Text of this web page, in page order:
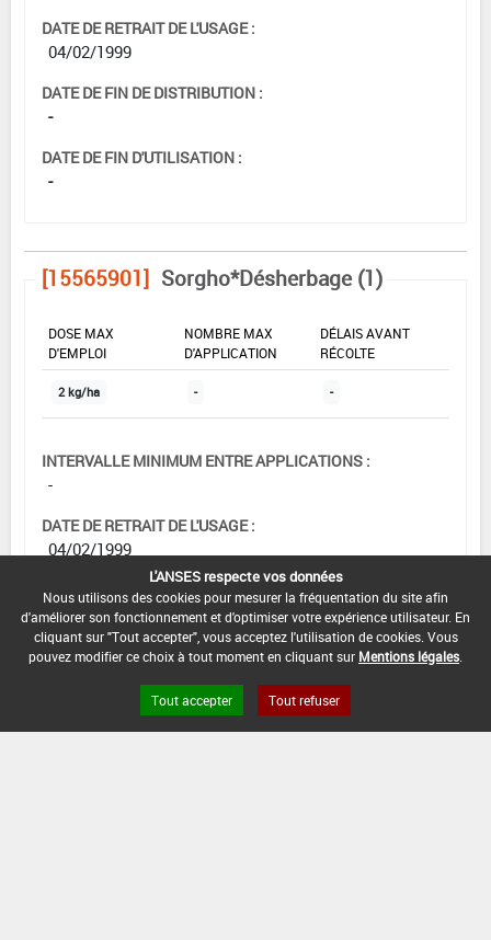
DATE DE RETRAIT DE L'USAGE :
04/02/1999
DATE DE FIN DE DISTRIBUTION :
-
DATE DE FIN D'UTILISATION :
-
[15565901] Sorgho*Désherbage (1)
DOSE MAX
D'EMPLOI
NOMBRE MAX
D'APPLICATION
DÉLAIS AVANT
RÉCOLTE
2 kg/ha - -
INTERVALLE MINIMUM ENTRE APPLICATIONS :
-
DATE DE RETRAIT DE L'USAGE :
04/02/1999
DATE DE FIN DE DISTRIBUTION :
-
DATE DE FIN D'UTILISATION :
L'ANSES respecte vos données
Nous utilisons des cookies pour mesurer la fréquentation du site afin
d'améliorer son fonctionnement et d'optimiser votre expérience utilisateur. En
cliquant sur "Tout accepter", vous acceptez l'utilisation de cookies. Vous
pouvez modifier ce choix à tout moment en cliquant sur Mentions légales
Tout accepter Tout refuser